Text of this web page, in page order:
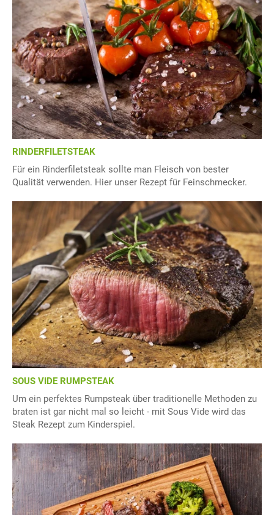
RINDERFILETSTEAK
Für ein Rinderfiletsteak sollte man Fleisch von bester
Qualität verwenden. Hier unser Rezept für Feinschmecker.
SOUS VIDE RUMPSTEAK
Um ein perfektes Rumpsteak über traditionelle Methoden zu
braten ist gar nicht mal so leicht - mit Sous Vide wird das
Steak Rezept zum Kinderspiel.